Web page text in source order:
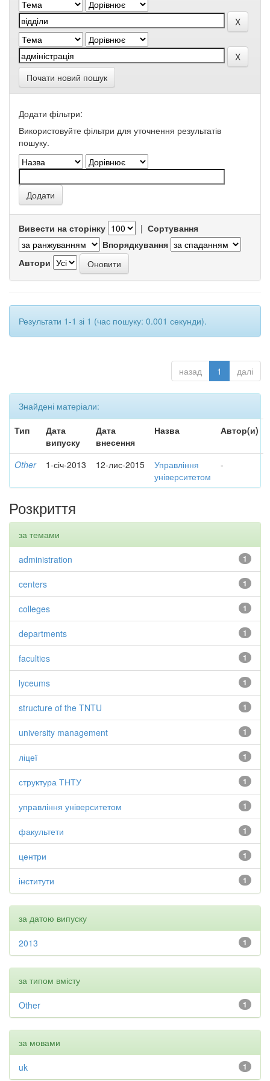
Почати новий пошук
Додати фільтри:
Використовуйте фільтри для уточнення результатів
пошуку.
Вивести на сторінку | Сортування
Впорядкування
Автори
Результати 1-1 зі 1 (час пошуку: 0.001 секунди).
назад 1 далі
Знайдені матеріали:
Тип
Дата
випуску
Дата
внесення
Назва Автор(и)
Other 1-січ-2013 12-лис-2015
Управління
університетом
-
Розкриття
за темами
1
administration
1
centers
1
colleges
1
departments
1
faculties
1
lyceums
1
structure of the TNTU
1
university management
1
ліцеї
1
структура ТНТУ
1
управління університетом
1
факультети
1
центри
1
інститути
за датою випуску
1
2013
за типом вмісту
1
Other
за мовами
1
uk